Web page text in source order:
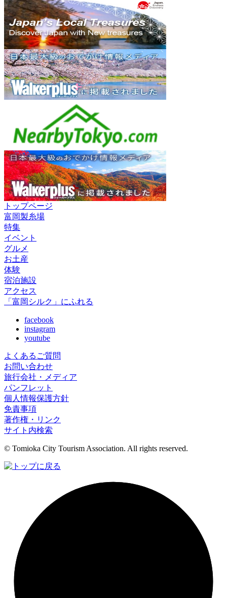
トップページ
富岡製糸場
特集
イベント
グルメ
お土産
体験
宿泊施設
アクセス
「富岡シルク」にふれる
facebook
instagram
youtube
よくあるご質問
お問い合わせ
旅行会社・メディア
パンフレット
個人情報保護方針
免責事項
著作権・リンク
サイト内検索
© Tomioka City Tourism Association. All rights reserved.